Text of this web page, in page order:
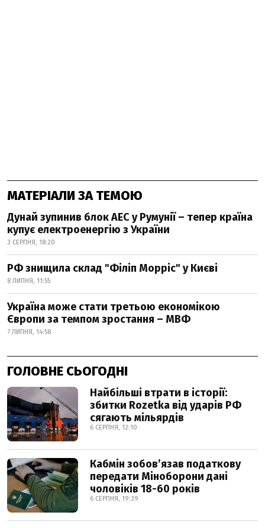
МАТЕРІАЛИ ЗА ТЕМОЮ
Дунай зупинив блок АЕС у Румунії – тепер країна
купує електроенергію з України
3 СЕРПНЯ, 18:20
РФ знищила склад "Філіп Морріс" у Києві
8 ЛИПНЯ, 11:55
Україна може стати третьою економікою
Європи за темпом зростання – МВФ
7 ЛИПНЯ, 14:58
ГОЛОВНЕ СЬОГОДНІ
Найбільші втрати в історії:
збитки Rozetka від ударів РФ
сягають мільярдів
6 СЕРПНЯ, 12:10
Кабмін зобовʼязав податкову
передати Міноборони дані
чоловіків 18-60 років
6 СЕРПНЯ, 19:39